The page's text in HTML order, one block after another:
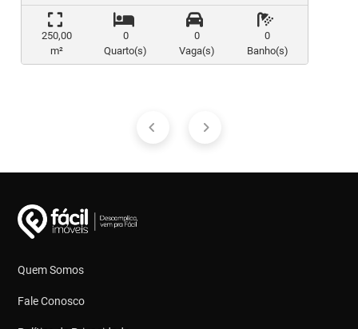
250,00
m²
0
Quarto(s)
0
Vaga(s)
0
Banho(s)
Quem Somos
Fale Conosco